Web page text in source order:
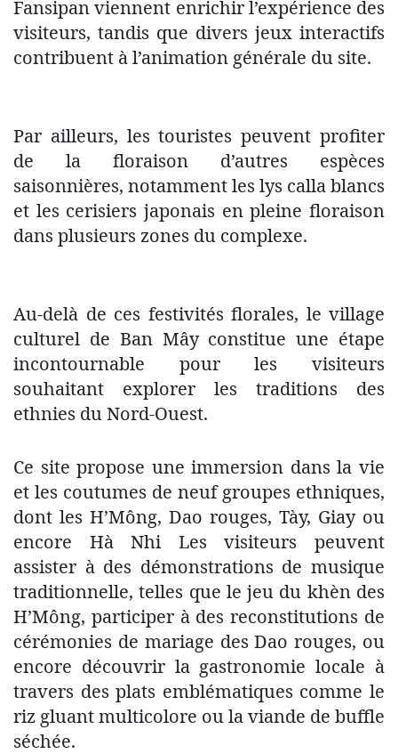
Fansipan viennent enrichir l’expérience des
visiteurs, tandis que divers jeux interactifs
contribuent à l’animation générale du site.
Par ailleurs, les touristes peuvent profiter
de la floraison d’autres espèces
saisonnières, notamment les lys calla blancs
et les cerisiers japonais en pleine floraison
dans plusieurs zones du complexe.
Au-delà de ces festivités florales, le village
culturel de Ban Mây constitue une étape
incontournable pour les visiteurs
souhaitant explorer les traditions des
ethnies du Nord-Ouest.
Ce site propose une immersion dans la vie
et les coutumes de neuf groupes ethniques,
dont les H’Mông, Dao rouges, Tày, Giay ou
encore Hà Nhi Les visiteurs peuvent
assister à des démonstrations de musique
traditionnelle, telles que le jeu du khèn des
H’Mông, participer à des reconstitutions de
cérémonies de mariage des Dao rouges, ou
encore découvrir la gastronomie locale à
travers des plats emblématiques comme le
riz gluant multicolore ou la viande de buffle
séchée.